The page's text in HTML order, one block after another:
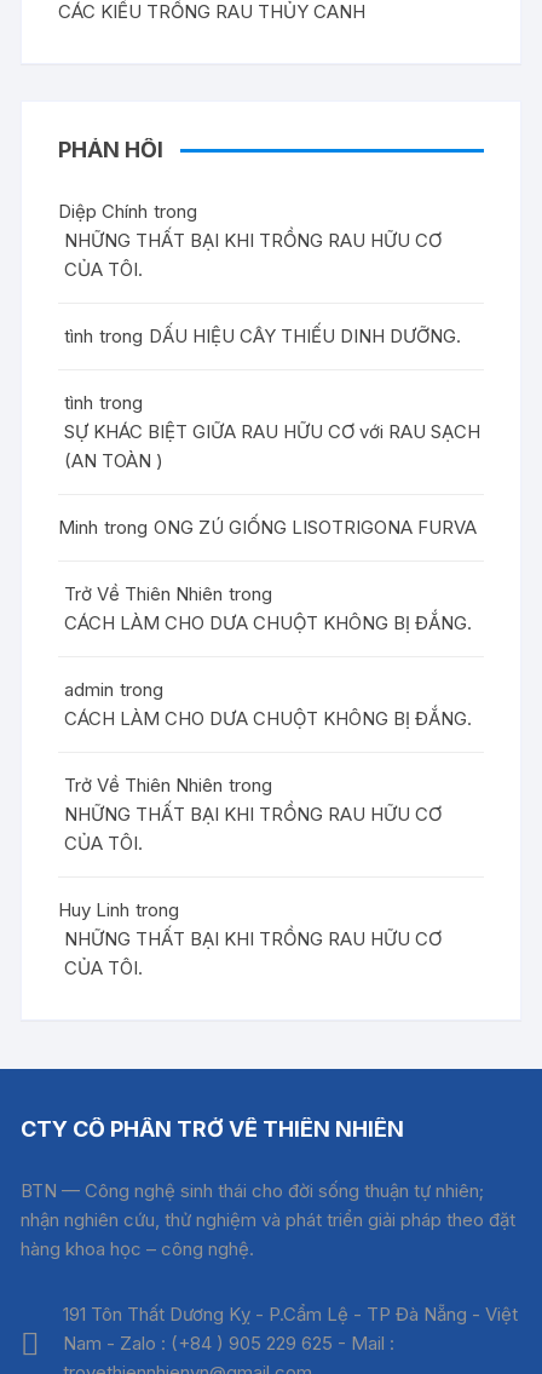
CÁC KIỂU TRỒNG RAU THỦY CANH
PHẢN HỒI
Diệp Chính trong
NHỮNG THẤT BẠI KHI TRỒNG RAU HỮU CƠ
CỦA TÔI.
tình trong DẤU HIỆU CÂY THIẾU DINH DƯỠNG.
tình trong
SỰ KHÁC BIỆT GIỮA RAU HỮU CƠ với RAU SẠCH
(AN TOÀN )
Minh trong ONG ZÚ GIỐNG LISOTRIGONA FURVA
Trở Về Thiên Nhiên trong
CÁCH LÀM CHO DƯA CHUỘT KHÔNG BỊ ĐẮNG.
admin trong
CÁCH LÀM CHO DƯA CHUỘT KHÔNG BỊ ĐẮNG.
Trở Về Thiên Nhiên trong
NHỮNG THẤT BẠI KHI TRỒNG RAU HỮU CƠ
CỦA TÔI.
Huy Linh trong
NHỮNG THẤT BẠI KHI TRỒNG RAU HỮU CƠ
CỦA TÔI.
CTY CỔ PHẦN TRỞ VỀ THIÊN NHIÊN
BTN — Công nghệ sinh thái cho đời sống thuận tự nhiên;
nhận nghiên cứu, thử nghiệm và phát triển giải pháp theo đặt
hàng khoa học – công nghệ.
191 Tôn Thất Dương Kỵ - P.Cẩm Lệ - TP Đà Nẵng - Việt
Nam - Zalo : (+84 ) 905 229 625 - Mail :